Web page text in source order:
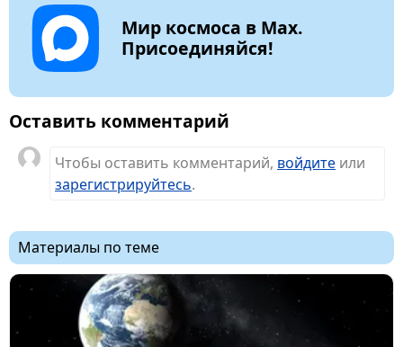
Мир космоса в Max.
Присоединяйся!
Оставить комментарий
Чтобы оставить комментарий, войдите или
зарегистрируйтесь.
Материалы по теме